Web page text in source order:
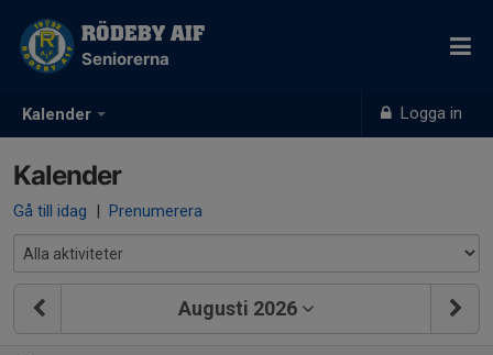
Kalender Logga in
RÖDEBY AIF
Seniorerna
Kalender
Gå till idag | Prenumerera
Augusti 2026